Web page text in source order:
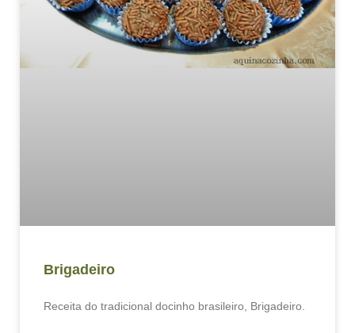
Brigadeiro
Receita do tradicional docinho brasileiro, Brigadeiro.